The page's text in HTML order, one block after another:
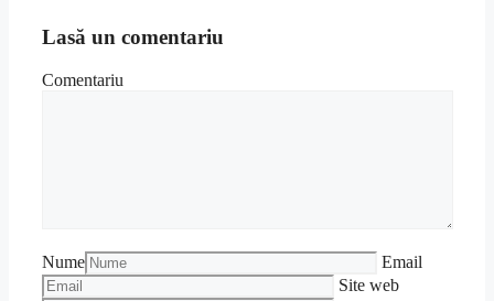
Lasă un comentariu
Comentariu
Nume
Email
Site web